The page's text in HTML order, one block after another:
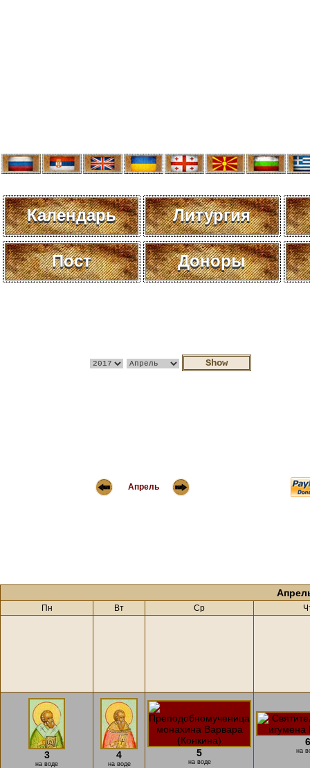
Календарь Литургия
Пост Доноры
Апрель
Пн Вт Ср
3
на воде
4
на воде
5
на воде
6
на